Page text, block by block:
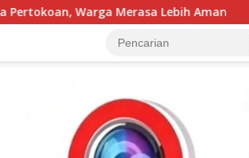
Lebih Aman Polres Jombang